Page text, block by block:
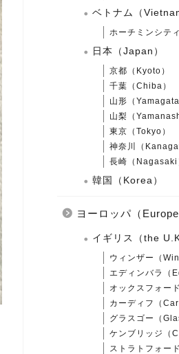
ベトナム（
ホーチミンシテ
日本（Japan）
京都（Kyoto）
千葉（Chiba）
山形（Yamagata
山梨（
東京（Tokyo）
神奈川（
長崎（Nagasaki
韓国（Korea）
ヨーロッパ（Europe
イギリス（the U.K
ウィンザー（
エディンバラ（
オックスフォー
カーディフ（
グラスゴー（
ケンブリッジ（
ストラトフォー